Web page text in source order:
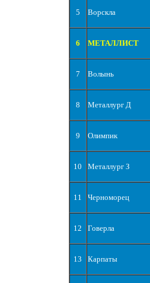
5 Ворскла
6 МЕТАЛЛИСТ
7 Волынь
8 Металлург Д
9 Олимпик
10 Металлург З
11 Черноморец
12 Говерла
13 Карпаты